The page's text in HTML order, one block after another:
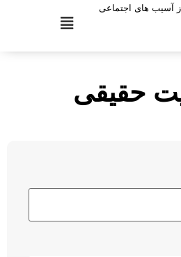
آسیب های اجتماعی
حقیقی